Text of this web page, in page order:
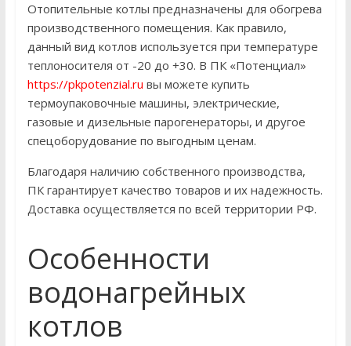
Отопительные котлы предназначены для обогрева
производственного помещения. Как правило,
данный вид котлов используется при температуре
теплоносителя от -20 до +30. В ПК «Потенциал»
https://pkpotenzial.ru вы можете купить
термоупаковочные машины, электрические,
газовые и дизельные парогенераторы, и другое
спецоборудование по выгодным ценам.
Благодаря наличию собственного производства,
ПК гарантирует качество товаров и их надежность.
Доставка осуществляется по всей территории РФ.
Особенности
водонагрейных
котлов